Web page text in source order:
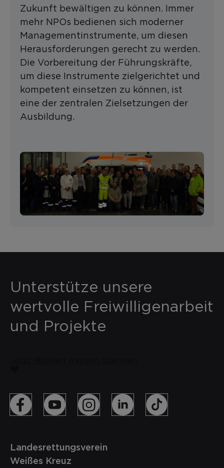
Zukunft bewältigen zu können. Immer
mehr NPOs bedienen sich moderner
Managementinstrumente, um diesen
Herausforderungen gerecht zu werden.
Die Vorbereitung der Führungskräfte,
um diese Instrumente zielgerichtet und
kompetent einsetzen zu können, ist
eine der zentralen Zielsetzungen der
Ausbildung.
Unterstütze unsere
wertvolle Freiwilligenarbeit
und Projekte
Landesrettungsverein
Weißes Kreuz